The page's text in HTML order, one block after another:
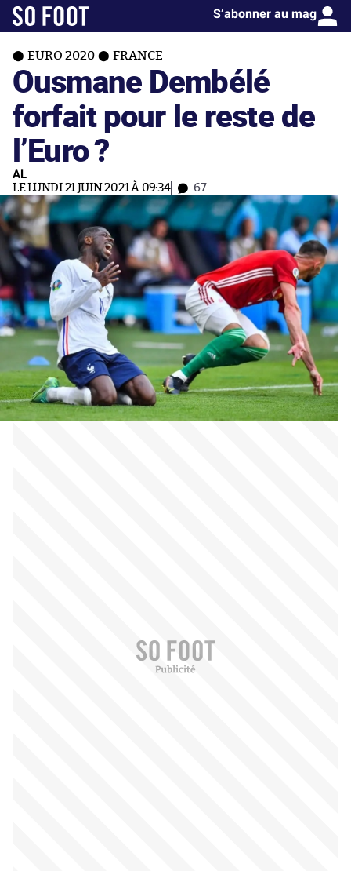
S’abonner au mag
EURO 2020 FRANCE
Ousmane Dembélé
forfait pour le reste de
l’Euro ?
AL
LE LUNDI 21 JUIN 2021 À 09:34 67